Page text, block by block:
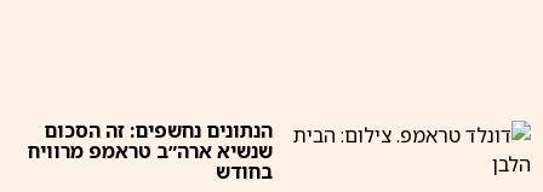
הנתונים נחשפים: זה הסכום
שנשיא ארה״ב טראמפ מרוויח
בחודש